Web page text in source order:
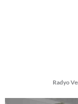
Radyo